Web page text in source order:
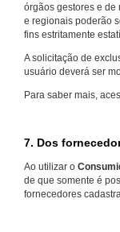
órgãos gestores e de
e regionais poderão
fins estritamente
A solicitação de
usuário deverá ser
Para saber mais,
7. Dos
Ao utilizar o
de que somente é
fornecedores